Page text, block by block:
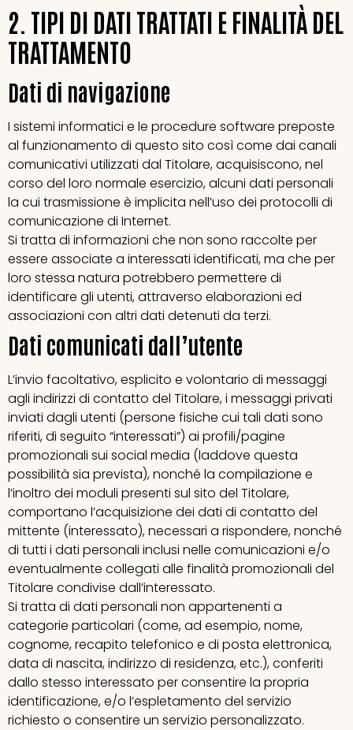
2. TIPI DI DATI TRATTATI E FINALITÀ DEL
TRATTAMENTO
Dati di navigazione
I sistemi informatici e le procedure software preposte
al funzionamento di questo sito così come dai canali
comunicativi utilizzati dal Titolare, acquisiscono, nel
corso del loro normale esercizio, alcuni dati personali
la cui trasmissione è implicita nell’uso dei protocolli di
comunicazione di Internet.
Si tratta di informazioni che non sono raccolte per
essere associate a interessati identificati, ma che per
loro stessa natura potrebbero permettere di
identificare gli utenti, attraverso elaborazioni ed
associazioni con altri dati detenuti da terzi.
Dati comunicati dall’utente
L’invio facoltativo, esplicito e volontario di messaggi
agli indirizzi di contatto del Titolare, i messaggi privati
inviati dagli utenti (persone fisiche cui tali dati sono
riferiti, di seguito “interessati”) ai profili/pagine
promozionali sui social media (laddove questa
possibilità sia prevista), nonché la compilazione e
l’inoltro dei moduli presenti sul sito del Titolare,
comportano l’acquisizione dei dati di contatto del
mittente (interessato), necessari a rispondere, nonché
di tutti i dati personali inclusi nelle comunicazioni e/o
eventualmente collegati alle finalità promozionali del
Titolare condivise dall’interessato.
Si tratta di dati personali non appartenenti a
categorie particolari (come, ad esempio, nome,
cognome, recapito telefonico e di posta elettronica,
data di nascita, indirizzo di residenza, etc.), conferiti
dallo stesso interessato per consentire la propria
identificazione, e/o l’espletamento del servizio
richiesto o consentire un servizio personalizzato.